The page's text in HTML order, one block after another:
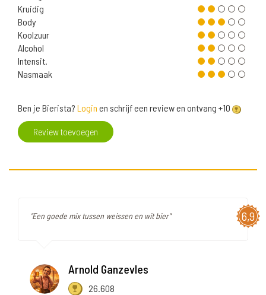
Kruidig
Body
Koolzuur
Alcohol
Intensit.
Nasmaak
Ben je Bierista? Login en schrijf een review en ontvang +10
Review toevoegen
6,9
"Een goede mix tussen weissen en wit bier"
Arnold Ganzevles
26.608